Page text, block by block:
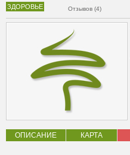
ЗДОРОВЬЕ Отзывов (4)
ОПИСАНИЕ КАРТА